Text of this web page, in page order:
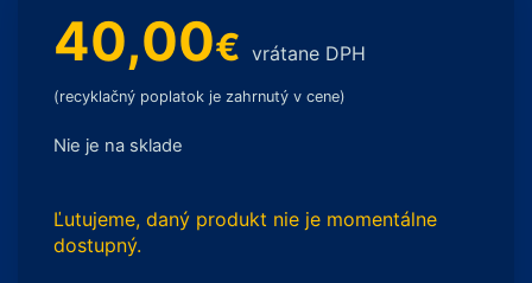
40,00€ vrátane DPH
(recyklačný poplatok je zahrnutý v cene)
Nie je na sklade
Ľutujeme, daný produkt nie je momentálne
dostupný.